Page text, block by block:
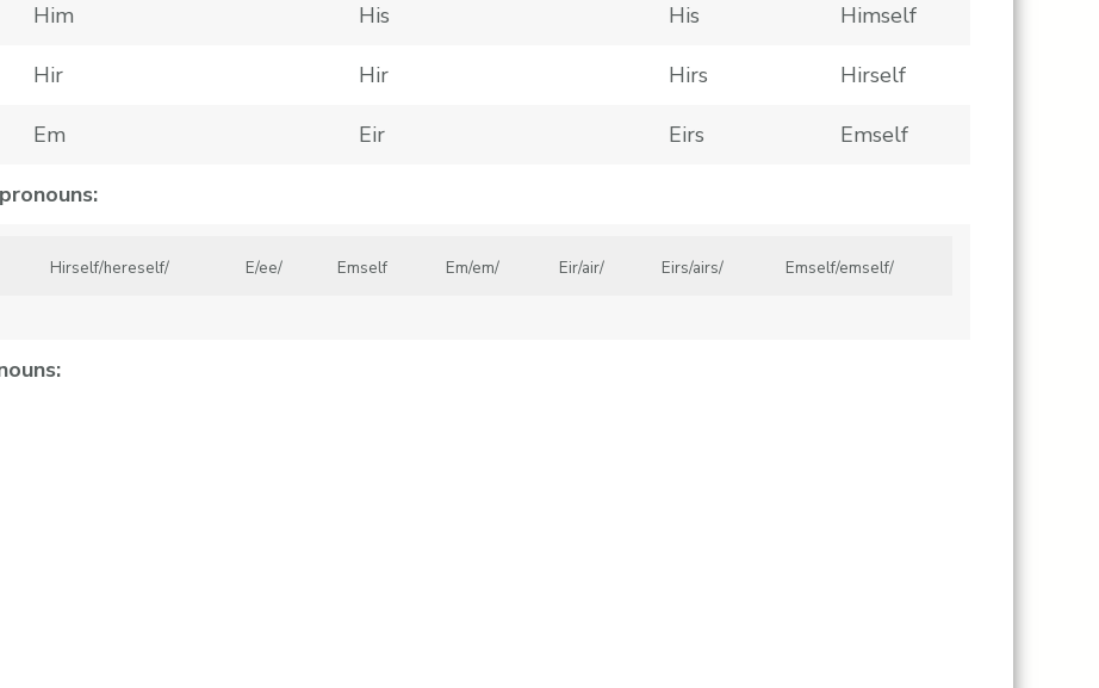
Him His His Himself
Hir Hir Hirs Hirself
Em Eir Eirs Emself
Hirself/hereself/ E/ee/ Emself Em/em/ Eir/air/ Eirs/airs/ Emself/emself/